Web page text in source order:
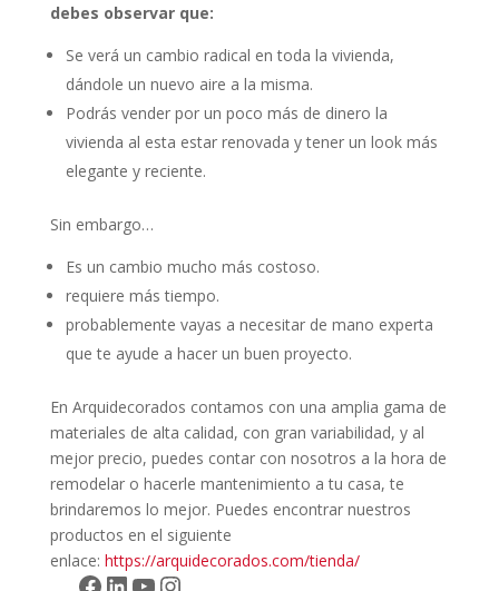
debes observar que:
Se verá un cambio radical en toda la vivienda,
dándole un nuevo aire a la misma.
Podrás vender por un poco más de dinero la
vivienda al esta estar renovada y tener un look más
elegante y reciente.
Sin embargo…
Es un cambio mucho más costoso.
requiere más tiempo.
probablemente vayas a necesitar de mano experta
que te ayude a hacer un buen proyecto.
En Arquidecorados contamos con una amplia gama de
materiales de alta calidad, con gran variabilidad, y al
mejor precio, puedes contar con nosotros a la hora de
remodelar o hacerle mantenimiento a tu casa, te
brindaremos lo mejor. Puedes encontrar nuestros
productos en el siguiente
enlace: https://arquidecorados.com/tienda/